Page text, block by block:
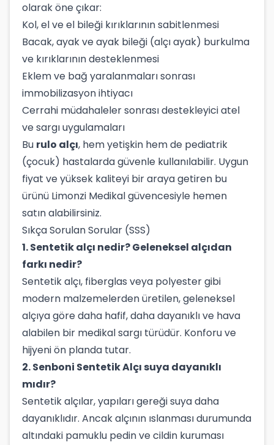
olarak öne çıkar:
Kol, el ve el bileği kırıklarının sabitlenmesi
Bacak, ayak ve ayak bileği (alçı ayak) burkulma
ve kırıklarının desteklenmesi
Eklem ve bağ yaralanmaları sonrası
immobilizasyon ihtiyacı
Cerrahi müdahaleler sonrası destekleyici atel
ve sargı uygulamaları
Bu rulo alçı, hem yetişkin hem de pediatrik
(çocuk) hastalarda güvenle kullanılabilir. Uygun
fiyat ve yüksek kaliteyi bir araya getiren bu
ürünü Limonzi Medikal güvencesiyle hemen
satın alabilirsiniz.
Sıkça Sorulan Sorular (SSS)
1. Sentetik alçı nedir? Geleneksel alçıdan
farkı nedir?
Sentetik alçı, fiberglas veya polyester gibi
modern malzemelerden üretilen, geleneksel
alçıya göre daha hafif, daha dayanıklı ve hava
alabilen bir medikal sargı türüdür. Konforu ve
hijyeni ön planda tutar.
2. Senboni Sentetik Alçı suya dayanıklı
mıdır?
Sentetik alçılar, yapıları gereği suya daha
dayanıklıdır. Ancak alçının ıslanması durumunda
altındaki pamuklu pedin ve cildin kuruması